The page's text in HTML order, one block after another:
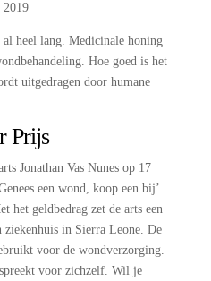
heel lang. Medicinale honing
Hoe goed is het
uitgedragen door humane
Prijs
Jonathan Vas Nunes op 17
een wond, koop een bij’
het geldbedrag zet de arts een
in Sierra Leone. De
voor de wondverzorging.
voor zichzelf. Wil je